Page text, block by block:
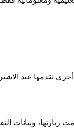
تقدمها عند